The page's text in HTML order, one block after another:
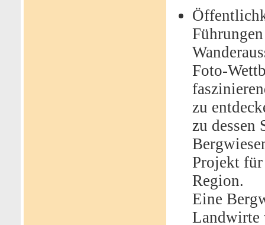
Foto-
zu
zu dessen
Projekt
Region.
Eine
Landwirte